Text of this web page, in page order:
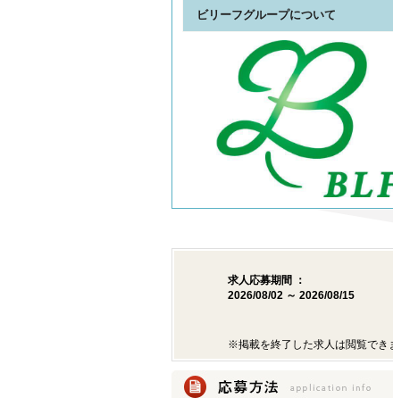
ビリーフグループについて
求人応募期間 ：
2026/08/02 ～ 2026/08/15
※掲載を終了した求人は閲覧でき